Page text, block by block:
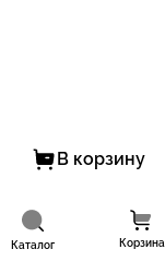
В корзину
Каталог Корзина